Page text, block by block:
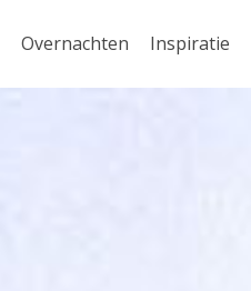
Overnachten Inspiratie